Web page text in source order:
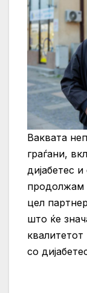
Ваквата
граѓани,
дијабетес
продолжам
цел
што ќе
со